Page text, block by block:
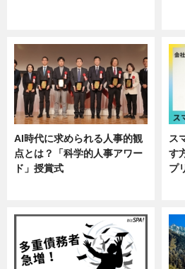
AI時代に求められる人事的観
点とは？「科学的人事アワー
ド」授賞式
ス
す
プ